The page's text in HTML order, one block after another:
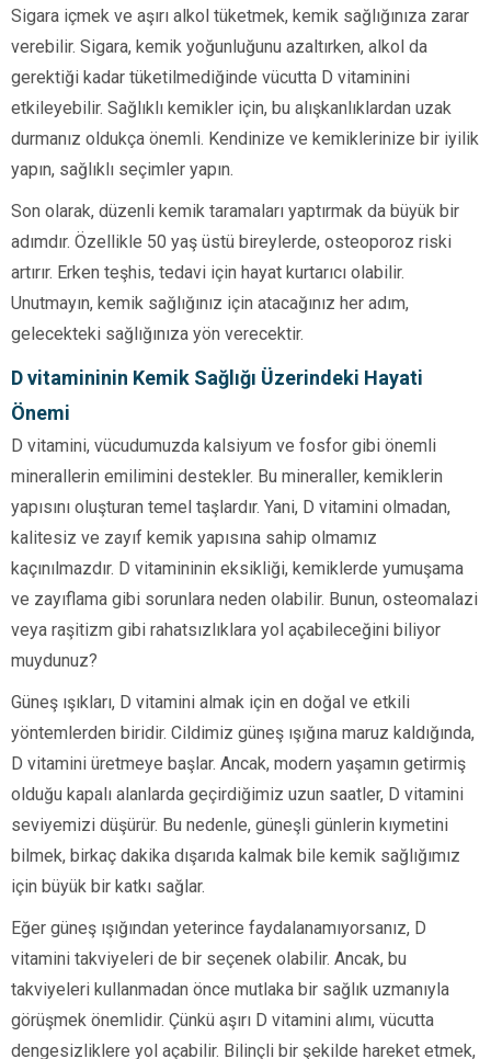
Sigara içmek ve aşırı alkol tüketmek, kemik sağlığınıza zarar
verebilir. Sigara, kemik yoğunluğunu azaltırken, alkol da
gerektiği kadar tüketilmediğinde vücutta D vitaminini
etkileyebilir. Sağlıklı kemikler için, bu alışkanlıklardan uzak
durmanız oldukça önemli. Kendinize ve kemiklerinize bir iyilik
yapın, sağlıklı seçimler yapın.
Son olarak, düzenli kemik taramaları yaptırmak da büyük bir
adımdır. Özellikle 50 yaş üstü bireylerde, osteoporoz riski
artırır. Erken teşhis, tedavi için hayat kurtarıcı olabilir.
Unutmayın, kemik sağlığınız için atacağınız her adım,
gelecekteki sağlığınıza yön verecektir.
D vitamininin Kemik Sağlığı Üzerindeki Hayati
Önemi
D vitamini, vücudumuzda kalsiyum ve fosfor gibi önemli
minerallerin emilimini destekler. Bu mineraller, kemiklerin
yapısını oluşturan temel taşlardır. Yani, D vitamini olmadan,
kalitesiz ve zayıf kemik yapısına sahip olmamız
kaçınılmazdır. D vitamininin eksikliği, kemiklerde yumuşama
ve zayıflama gibi sorunlara neden olabilir. Bunun, osteomalazi
veya raşitizm gibi rahatsızlıklara yol açabileceğini biliyor
muydunuz?
Güneş ışıkları, D vitamini almak için en doğal ve etkili
yöntemlerden biridir. Cildimiz güneş ışığına maruz kaldığında,
D vitamini üretmeye başlar. Ancak, modern yaşamın getirmiş
olduğu kapalı alanlarda geçirdiğimiz uzun saatler, D vitamini
seviyemizi düşürür. Bu nedenle, güneşli günlerin kıymetini
bilmek, birkaç dakika dışarıda kalmak bile kemik sağlığımız
için büyük bir katkı sağlar.
Eğer güneş ışığından yeterince faydalanamıyorsanız, D
vitamini takviyeleri de bir seçenek olabilir. Ancak, bu
takviyeleri kullanmadan önce mutlaka bir sağlık uzmanıyla
görüşmek önemlidir. Çünkü aşırı D vitamini alımı, vücutta
dengesizliklere yol açabilir. Bilinçli bir şekilde hareket etmek,